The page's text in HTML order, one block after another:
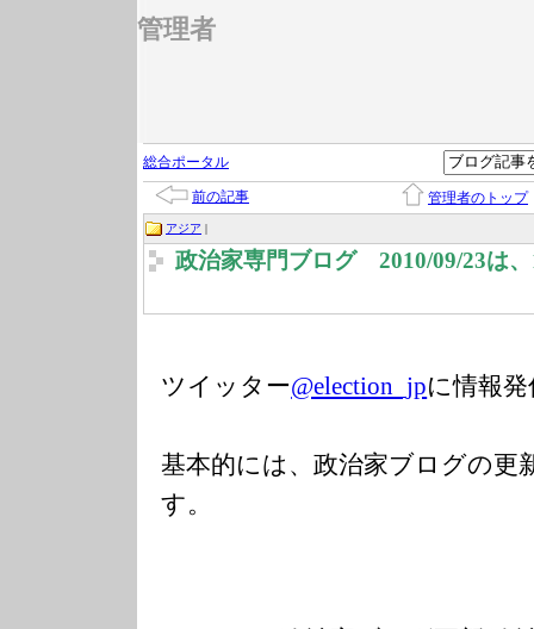
管理者
総合ポータル
前の記事 管理者のトップ
アジア |
政治家専門ブログ 2010/09/23は
ツイッター@election_jpに情報
基本的には、政治家ブログの更
す。